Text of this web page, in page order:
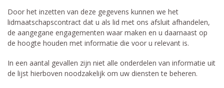
Door het inzetten van deze gegevens kunnen we het
lidmaatschapscontract dat u als lid met ons afsluit afhandelen,
de aangegane engagementen waar maken en u daarnaast op
de hoogte houden met informatie die voor u relevant is.
In een aantal gevallen zijn niet alle onderdelen van informatie uit
de lijst hierboven noodzakelijk om uw diensten te beheren.